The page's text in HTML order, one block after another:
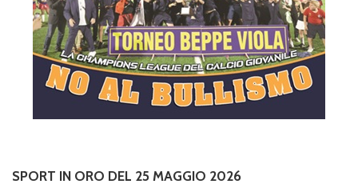
SPORT IN ORO DEL 25 MAGGIO 2026